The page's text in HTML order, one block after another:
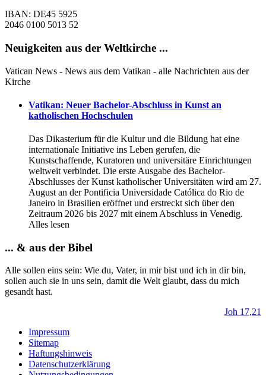
IBAN: DE45 5925
2046 0100 5013 52
Neuigkeiten aus der Weltkirche ...
Vatican News - News aus dem Vatikan - alle Nachrichten aus der
Kirche
Vatikan: Neuer Bachelor-Abschluss in Kunst an
katholischen Hochschulen
Das Dikasterium für die Kultur und die Bildung hat eine
internationale Initiative ins Leben gerufen, die
Kunstschaffende, Kuratoren und universitäre Einrichtungen
weltweit verbindet. Die erste Ausgabe des Bachelor-
Abschlusses der Kunst katholischer Universitäten wird am 27.
August an der Pontificia Universidade Católica do Rio de
Janeiro in Brasilien eröffnet und erstreckt sich über den
Zeitraum 2026 bis 2027 mit einem Abschluss in Venedig.
Alles lesen
... & aus der Bibel
Alle sollen eins sein: Wie du, Vater, in mir bist und ich in dir bin,
sollen auch sie in uns sein, damit die Welt glaubt, dass du mich
gesandt hast.
Joh 17,21
Impressum
Sitemap
Haftungshinweis
Datenschutzerklärung